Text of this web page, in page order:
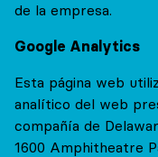
de la empresa.
Google Analytics
Esta página web
analítico del web
compañía de
1600 Amphitheatre